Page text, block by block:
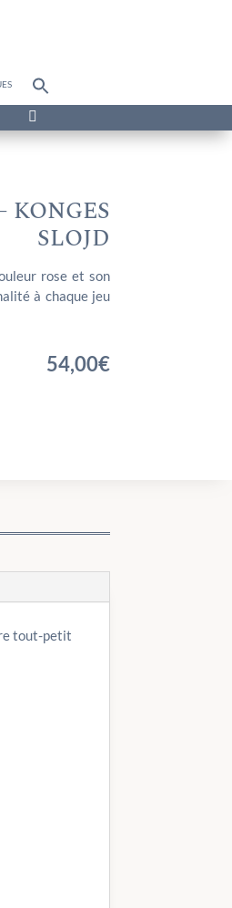
for:

KONGES
SLOJD
rose et son
à chaque jeu
54,00€
tout-petit